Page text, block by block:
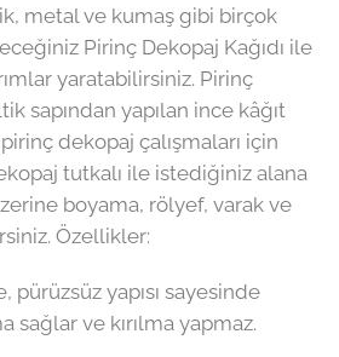
metal ve kumaş gibi birçok
Pirinç Dekopaj Kağıdı ile
yaratabilirsiniz. Pirinç
sapından yapılan ince kâğıt
dekopaj çalışmaları için
tutkalı ile istediğiniz alana
boyama, rölyef, varak ve
Özellikler:
pürüzsüz yapısı sayesinde
sağlar ve kırılma yapmaz.